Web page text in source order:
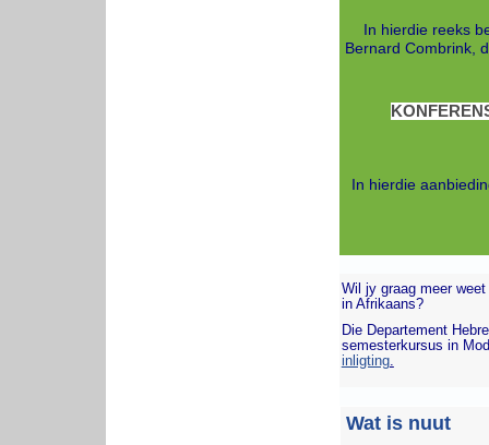
In hierdie reeks
Bernard Combrink,
In hierdie
Wil jy graag meer
in Afrikaans?
Die Departement
semesterkursus in
inligting.
Wat is nuut